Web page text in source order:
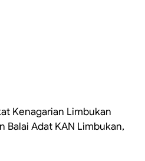
Kenagarian Limbukan
Balai Adat KAN Limbukan,